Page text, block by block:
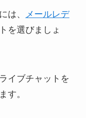
は、
メールレデ
を選びましょ
イブチャットを
す。